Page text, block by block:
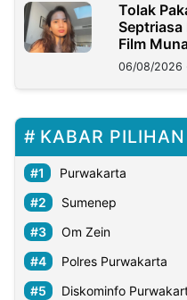
Tolak
Septriasa
Film
06/08/2026
KABAR PILIHAN
Purwakarta
Sumenep
Om Zein
Polres Purwakarta
Diskominfo